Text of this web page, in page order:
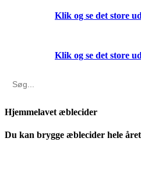
Klik og se det store
Klik og se det store
for:
Hjemmelavet æblecider
Du kan brygge æblecider hele